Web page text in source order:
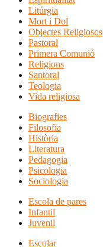
Litúrgia
Mort i Dol
Objectes Religiosos
Pastoral
Primera Comunió
Religions
Santoral
Teologia
Vida religiosa
Biografies
Filosofia
Història
Literatura
Pedagogia
Psicologia
Sociologia
Escola de pares
Infantil
Juvenil
Escolar